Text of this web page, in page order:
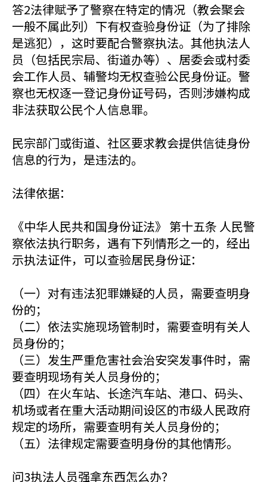
答2法律赋予了警察在特定的情况（教会聚会
一般不属此列）下有权查验身份证（为了排除
是逃犯），这时要配合警察执法。其他执法人
员（包括民宗局、街道办等）、居委会或村委
会工作人员、辅警均无权查验公民身份证。警
察也无权逐一登记身份证号码，否则涉嫌构成
非法获取公民个人信息罪。
民宗部门或街道、社区要求教会提供信徒身份
信息的行为，是违法的。
法律依据：
《中华人民共和国身份证法》 第十五条 人民警
察依法执行职务，遇有下列情形之一的，经出
示执法证件，可以查验居民身份证：
（一）对有违法犯罪嫌疑的人员，需要查明身
份的；
（二）依法实施现场管制时，需要查明有关人
员身份的；
（三）发生严重危害社会治安突发事件时，需
要查明现场有关人员身份的；
（四）在火车站、长途汽车站、港口、码头、
机场或者在重大活动期间设区的市级人民政府
规定的场所，需要查明有关人员身份的；
（五）法律规定需要查明身份的其他情形。
问3执法人员强拿东西怎么办？